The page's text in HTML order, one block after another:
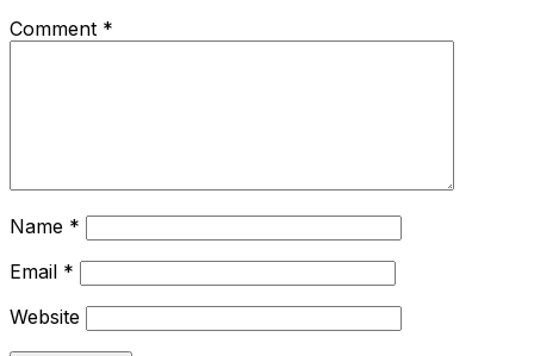
Comment *
Name *
Email *
Website